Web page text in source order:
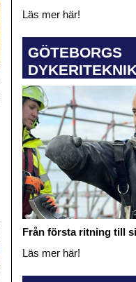
Läs mer här!
GÖTEBORGS
DYKERITEKNIK
Från första ritning till
Läs mer här!